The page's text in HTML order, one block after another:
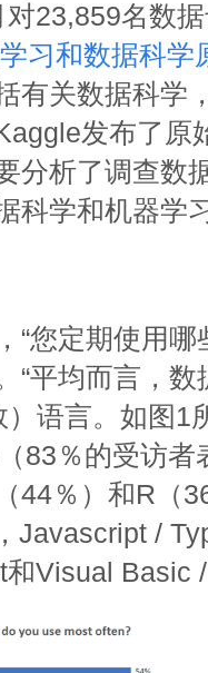
23,859名数
习和数据科学
有关数据科学
发布了原
分析了调查数
科学和机器学
“您定期使用
“平均而言，
语言。如图1
83％的受访者
44％）和R（
Javascript /
Visual Basic